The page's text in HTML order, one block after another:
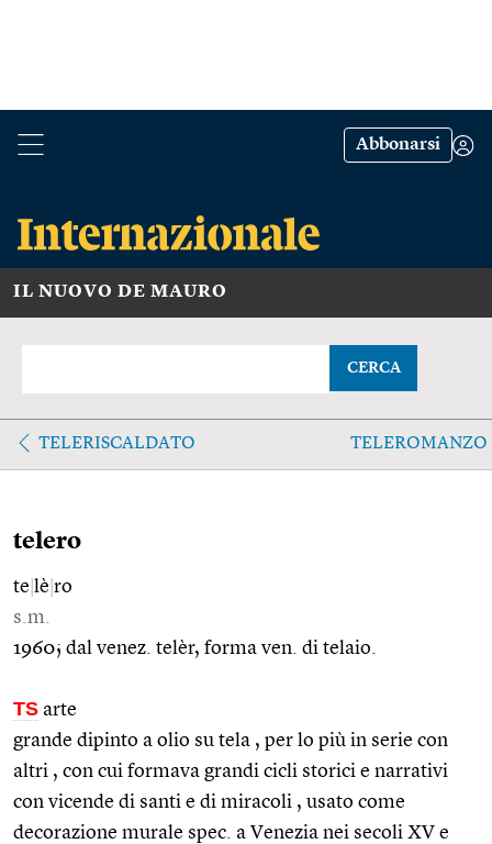
Abbonarsi
IL NUOVO DE MAURO
CERCA
TELERISCALDATO TELEROMANZO
telero
te lè ro
s.m.
1960; dal venez. telèr, forma ven. di telaio.
TS arte
grande dipinto a olio su tela , per lo più in serie con
altri , con cui formava grandi cicli storici e narrativi
con vicende di santi e di miracoli , usato come
decorazione murale spec. a Venezia nei secoli XV e